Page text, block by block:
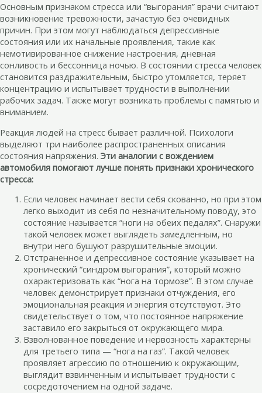
Основным признаком стресса или “выгорания” врачи считают
возникновение тревожности, зачастую без очевидных
причин. При этом могут наблюдаться депрессивные
состояния или их начальные проявления, такие как
немотивированное снижение настроения, дневная
сонливость и бессонница ночью. В состоянии стресса человек
становится раздражительным, быстро утомляется, теряет
концентрацию и испытывает трудности в выполнении
рабочих задач. Также могут возникать проблемы с памятью и
вниманием.
Реакция людей на стресс бывает различной. Психологи
выделяют три наиболее распространенных описания
состояния напряжения. Эти аналогии с вождением
автомобиля помогают лучше понять признаки хронического
стресса:
Если человек начинает вести себя скованно, но при этом
легко выходит из себя по незначительному поводу, это
состояние называется “ноги на обеих педалях”. Снаружи
такой человек может выглядеть замедленным, но
внутри него бушуют разрушительные эмоции.
Отстраненное и депрессивное состояние указывает на
хронический “синдром выгорания”, который можно
охарактеризовать как “нога на тормозе”. В этом случае
человек демонстрирует признаки отчуждения, его
эмоциональная реакция и энергия отсутствуют. Это
свидетельствует о том, что постоянное напряжение
заставило его закрыться от окружающего мира.
Взволнованное поведение и нервозность характерны
для третьего типа — “нога на газ”. Такой человек
проявляет агрессию по отношению к окружающим,
выглядит взвинченным и испытывает трудности с
сосредоточением на одной задаче.